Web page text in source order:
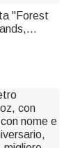
"Forest
shower